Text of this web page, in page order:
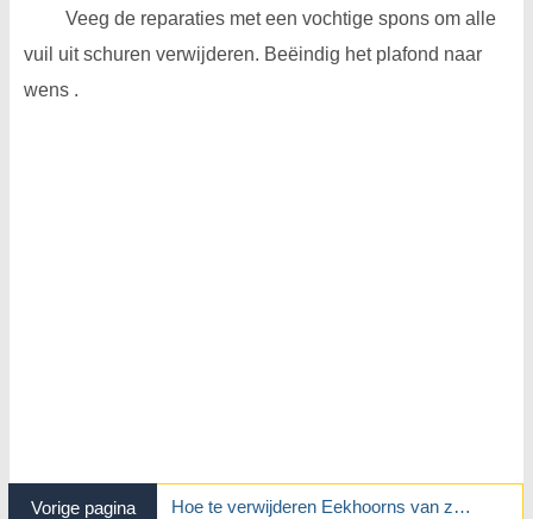
Veeg de reparaties met een vochtige spons om alle
vuil uit schuren verwijderen. Beëindig het plafond naar
wens .
Vorige pagina Hoe te verwijderen Eekhoorns van zolder